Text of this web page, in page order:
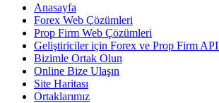
Anasayfa
Forex Web Çözümleri
Prop Firm Web Çözümleri
Geliştiriciler için Forex ve Prop Firm
Bizimle Ortak Olun
Online Bize Ulaşın
Site Haritası
Ortaklarımız